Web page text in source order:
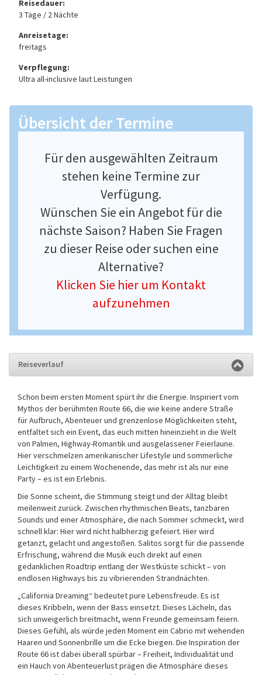
Reisedauer:
3 Tage / 2 Nächte
Anreisetage:
freitags
Verpflegung:
Ultra all-inclusive laut Leistungen
Übersicht der Termine
Für den ausgewählten Zeitraum
stehen keine Termine zur
Verfügung.
Wünschen Sie ein Angebot für die
nächste Saison? Haben Sie Fragen
zu dieser Reise oder suchen eine
Alternative?
Klicken Sie hier um Kontakt
aufzunehmen
Reiseverlauf
Schon beim ersten Moment spürt ihr die Energie. Inspiriert vom
Mythos der berühmten Route 66, die wie keine andere Straße
für Aufbruch, Abenteuer und grenzenlose Möglichkeiten steht,
entfaltet sich ein Event, das euch mitten hineinzieht in die Welt
von Palmen, Highway-Romantik und ausgelassener Feierlaune.
Hier verschmelzen amerikanischer Lifestyle und sommerliche
Leichtigkeit zu einem Wochenende, das mehr ist als nur eine
Party – es ist ein Erlebnis.
Die Sonne scheint, die Stimmung steigt und der Alltag bleibt
meilenweit zurück. Zwischen rhythmischen Beats, tanzbaren
Sounds und einer Atmosphäre, die nach Sommer schmeckt, wird
schnell klar: Hier wird nicht halbherzig gefeiert. Hier wird
getanzt, gelacht und angestoßen. Salitos sorgt für die passende
Erfrischung, während die Musik euch direkt auf einen
gedanklichen Roadtrip entlang der Westküste schickt – von
endlosen Highways bis zu vibrierenden Strandnächten.
„California Dreaming“ bedeutet pure Lebensfreude. Es ist
dieses Kribbeln, wenn der Bass einsetzt. Dieses Lächeln, das
sich unweigerlich breitmacht, wenn Freunde gemeinsam feiern.
Dieses Gefühl, als würde jeden Moment ein Cabrio mit wehenden
Haaren und Sonnenbrille um die Ecke biegen. Die Inspiration der
Route 66 ist dabei überall spürbar – Freiheit, Individualität und
ein Hauch von Abenteuerlust prägen die Atmosphäre dieses